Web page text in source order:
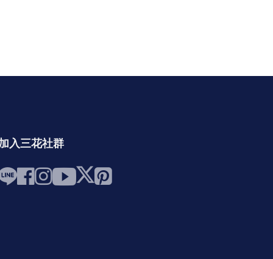
入三花社群